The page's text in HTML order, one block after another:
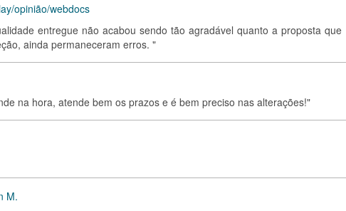
opinião/webdocs
entregue não acabou sendo tão agradável quanto a proposta que
ainda permaneceram erros. "
na hora, atende bem os prazos e é bem preciso nas alterações!"
M.